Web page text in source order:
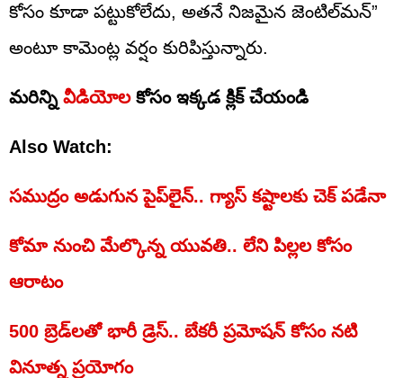
కోసం కూడా పట్టుకోలేదు, అతనే నిజమైన జెంటిల్‌మన్”
అంటూ కామెంట్ల వర్షం కురిపిస్తున్నారు.
మరిన్ని వీడియోలకోసం ఇక్కడ క్లిక్ చేయండి
Also Watch:
సముద్రం అడుగున పైప్‌లైన్.. గ్యాస్ కష్టాలకు చెక్ పడేనా
కోమా నుంచి మేల్కొన్న యువతి.. లేని పిల్లల కోసం
ఆరాటం
500 బ్రెడ్‌లతో భారీ డ్రెస్.. బేకరీ ప్రమోషన్ కోసం నటి
వినూత్న ప్రయోగం